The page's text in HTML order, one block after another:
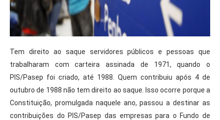
Tem direito ao saque servidores públicos e pessoas que
trabalharam com carteira assinada de 1971, quando o
PIS/Pasep foi criado, até 1988. Quem contribuiu após 4 de
outubro de 1988 não tem direito ao saque. Isso ocorre porque a
Constituição, promulgada naquele ano, passou a destinar as
contribuições do PIS/Pasep das empresas para o Fundo de